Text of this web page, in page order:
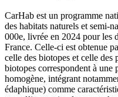
CarHab est un programme
des habitats naturels et semi-
000e, livrée en 2024 pour les
France. Celle-ci est obtenue
celle des biotopes et celle
biotopes correspondent à
homogène, intégrant
édaphique) comme